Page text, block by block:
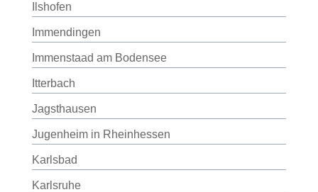
Ilshofen
Immendingen
Immenstaad am Bodensee
Itterbach
Jagsthausen
Jugenheim in Rheinhessen
Karlsbad
Karlsruhe